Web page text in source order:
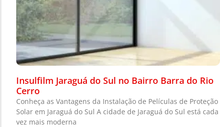
Insulfilm Jaraguá do Sul no Bairro Barra do Rio
Cerro
Conheça as Vantagens da Instalação de Películas de Proteção
Solar em Jaraguá do Sul A cidade de Jaraguá do Sul está cada
vez mais moderna